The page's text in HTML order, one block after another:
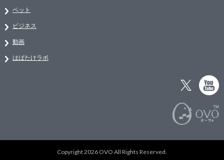
ペット
ビジネス
動画
はばたけラボ
Copyright 2026 OVO All Rights Reserved.